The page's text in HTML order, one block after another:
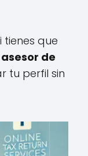
tienes que
asesor de
tu perfil sin